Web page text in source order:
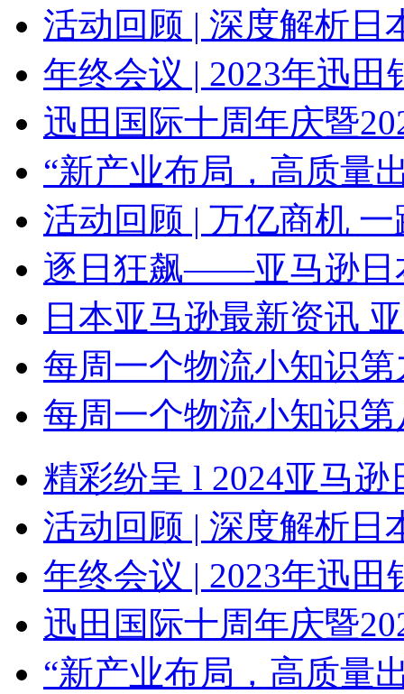
活动回顾 | 深度解析日
年终会议 | 2023年迅田
迅田国际十周年庆暨
“新产业布局，高质量
活动回顾 | 万亿商机
逐日狂飙——亚马逊日
日本亚马逊最新资讯
每周一个物流小知识
每周一个物流小知识
精彩纷呈 l 2024亚马逊
活动回顾 | 深度解析日
年终会议 | 2023年迅田
迅田国际十周年庆暨
“新产业布局，高质量